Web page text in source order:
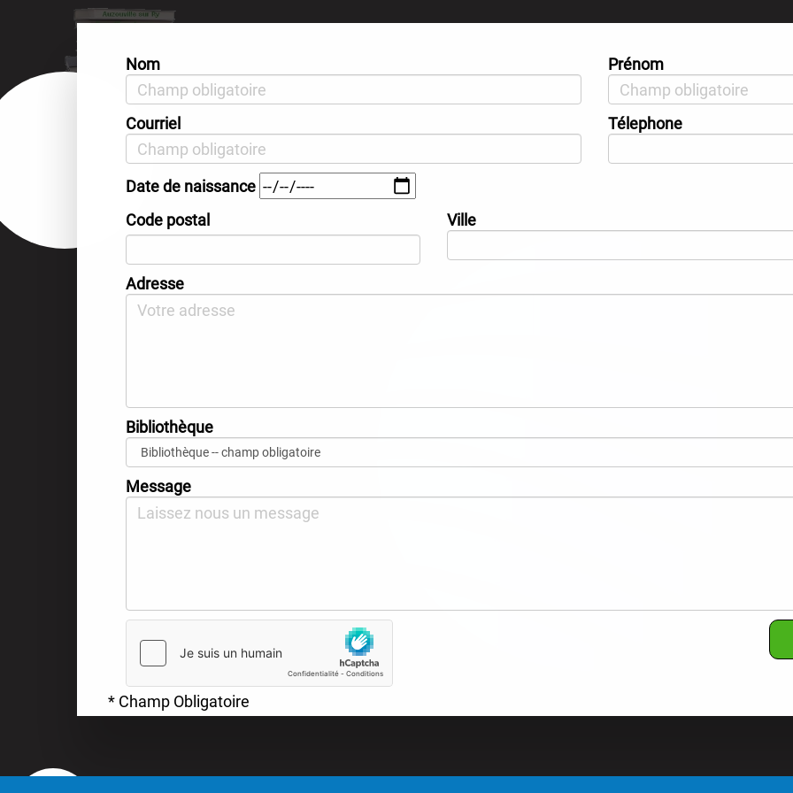
principal
Nom Prénom
Courriel Télephone
Date de naissance
Code postal
Ville
Adresse
Bibliothèque
Message
* Champ Obligatoire